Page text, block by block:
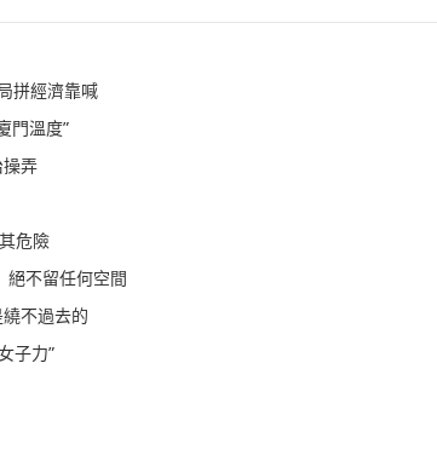
拼經濟靠喊
門溫度”
操弄
危險
絕不留任何空間
不過去的
子力”